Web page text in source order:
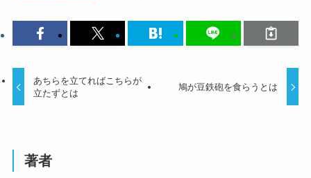
あちらを立てればこちらが
立たずとは
鳩が豆鉄砲を食らうとは
著者